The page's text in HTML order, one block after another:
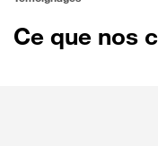
Ce que nos